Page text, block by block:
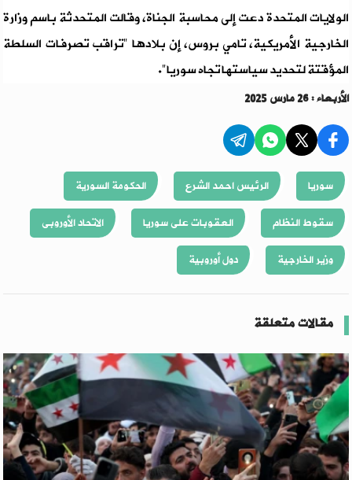
الولايات المتحدة دعت إلى محاسبة الجناة، وقالت المتحدثة باسم وزارة
الخارجية الأمريكية، تامي بروس، إن بلادها "تراقب تصرفات السلطة
المؤقتة لتحديد سياستها تجاه سوريا".
الأربعاء : 26 مارس 2025
سوريا الرئيس احمد الشرع
الحكومة السورية
سقوط النظام
العقوبات على سوريا
الاتحاد الأوروبى
وزير الخارجية
دول أوروبية
مقالات متعلقة